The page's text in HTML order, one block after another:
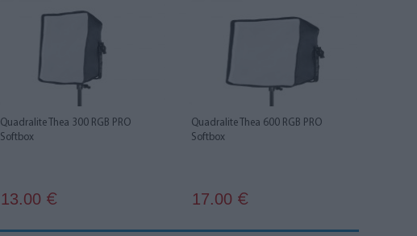
Quadralite Thea 300 RGB PRO
Softbox
13.00 €
Quadralite Thea 600 RGB PRO
Softbox
17.00 €